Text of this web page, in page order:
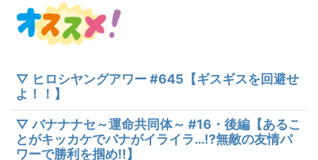
▽ ヒロシヤングアワー #645【ギスギスを回避せ
よ！！】
▽ バナナナセ～運命共同体～ #16・後編【あるこ
とがキッカケでバナがイライラ…!?無敵の友情パ
ワーで勝利を掴め!!】